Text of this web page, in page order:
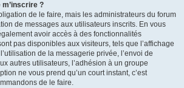
m’inscrire ?
de le faire, mais les administrateurs du forum
de messages aux utilisateurs inscrits. En vous
avoir accès à des fonctionnalités
pas disponibles aux visiteurs, tels que l’affichage
de la messagerie privée, l’envoi de
autres utilisateurs, l’adhésion à un groupe
ne vous prend qu’un court instant, c’est
de le faire.